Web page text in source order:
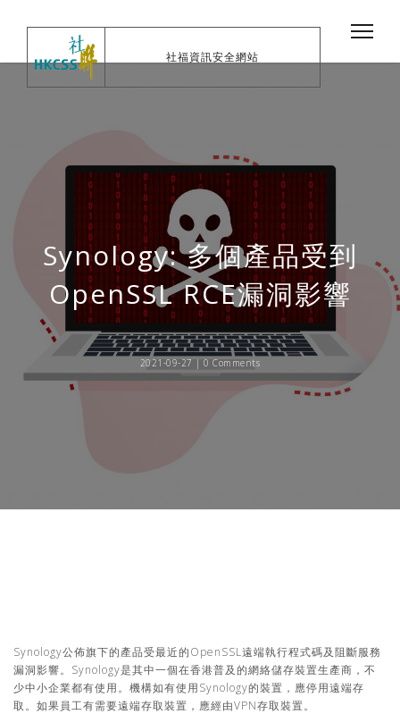
社福資訊安全網站
Synology: 多個產品受到
OpenSSL RCE漏洞影響
2021-09-27 |0 Comments
Synology公佈旗下的產品受最近的OpenSSL遠端執行程式碼及阻斷服務
漏洞影響。Synology是其中一個在香港普及的網絡儲存裝置生產商，不
少中小企業都有使用。機構如有使用Synology的裝置，應停用遠端存
取。如果員工有需要遠端存取裝置，應經由VPN存取裝置。